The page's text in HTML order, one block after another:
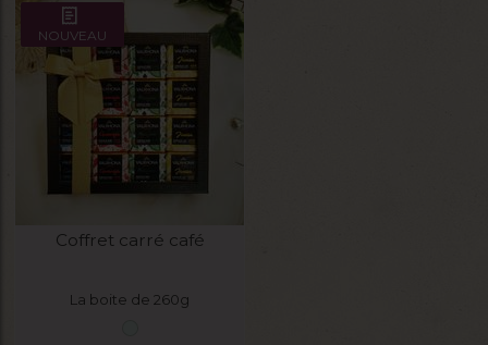
NOUVEAU
Coffret carré café
La boite de 260g